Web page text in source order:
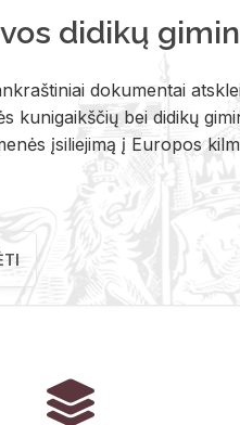
didikų
do­ku­men­tai
ku­ni­gaikš­čių bei di­di­kų
įsi­lie­ji­mą į Eu­ro­pos